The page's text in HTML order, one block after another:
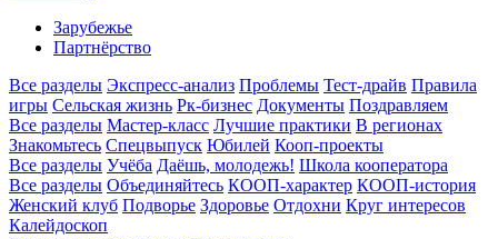
Зарубежье
Партнёрство
Все разделы Экспресс-анализ Проблемы Тест-драйв Правила
игры Сельская жизнь Рк-бизнес Документы Поздравляем
Все разделы Мастер-класс Лучшие практики В регионах
Знакомьтесь Спецвыпуск Юбилей Кооп-проекты
Все разделы Учёба Даёшь, молодежь! Школа кооператора
Все разделы Объединяйтесь КООП-характер КООП-история
Женский клуб Подворье Здоровье Отдохни Круг интересов
Калейдоскоп